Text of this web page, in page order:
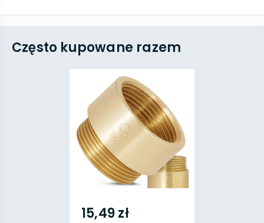
Często kupowane razem
15,49 zł